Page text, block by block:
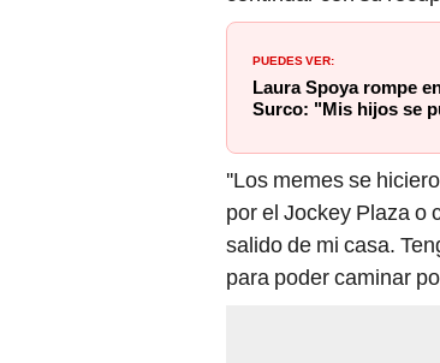
PUEDES VER:
Laura Spoya rompe
Surco: "Mis hijos se
''Los memes se
por el Jockey Plaza o
salido de mi casa.
para poder caminar